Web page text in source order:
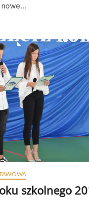
nowe…
szkolnego